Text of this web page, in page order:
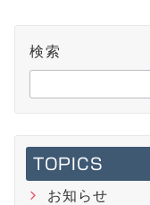
シ
ョ検索
TOPICS
お知らせ